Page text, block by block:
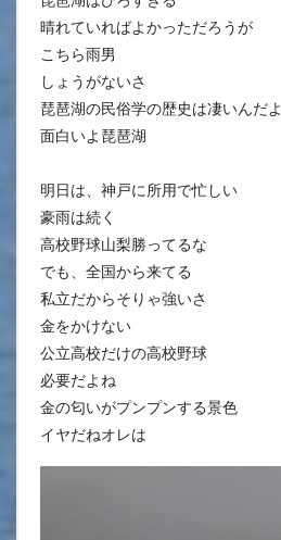
晴れていればよかっただろうが
こちら雨男
しょうがないさ
琵琶湖の民俗学の歴史は凄いんだよ
面白いよ琵琶湖
明日は、神戸に所用で忙しい
豪雨は続く
高校野球山梨勝ってるな
でも、全国から来てる
私立だからそりゃ強いさ
金をかけない
公立高校だけの高校野球
必要だよね
金の匂いがプンプンする景色
イヤだねオレは